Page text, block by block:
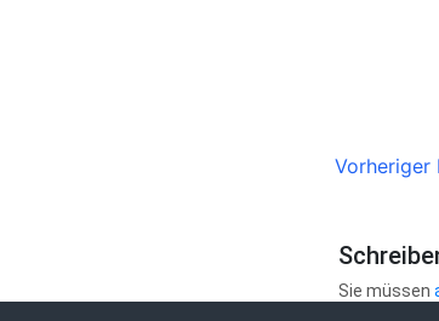
Vorheriger
Sie müssen